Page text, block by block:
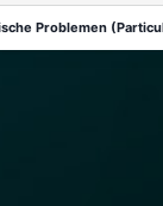
Problemen